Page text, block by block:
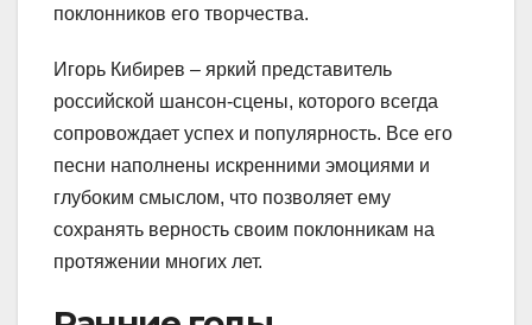
поклонников его творчества.
Игорь Кибирев – яркий представитель
российской шансон-сцены, которого всегда
сопровождает успех и популярность. Все его
песни наполнены искренними эмоциями и
глубоким смыслом, что позволяет ему
сохранять верность своим поклонникам на
протяжении многих лет.